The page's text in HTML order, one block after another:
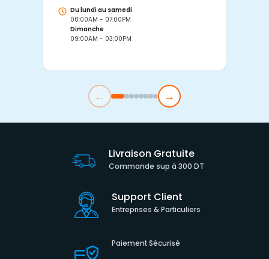
Du lundi au samedi
08:00AM - 07:00PM
Dimanche
09:00AM - 03:00PM
← →
Livraison Gratuite
Commande sup à 300 DT
Support Client
Entreprises & Particuliers
Paiement Sécurisé